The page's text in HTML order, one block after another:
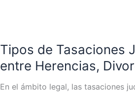
Tipos de Tasaciones
entre Herencias,
En el ámbito legal, las tasaciones
de
Tasaciones
Judiciales:
Diferencias